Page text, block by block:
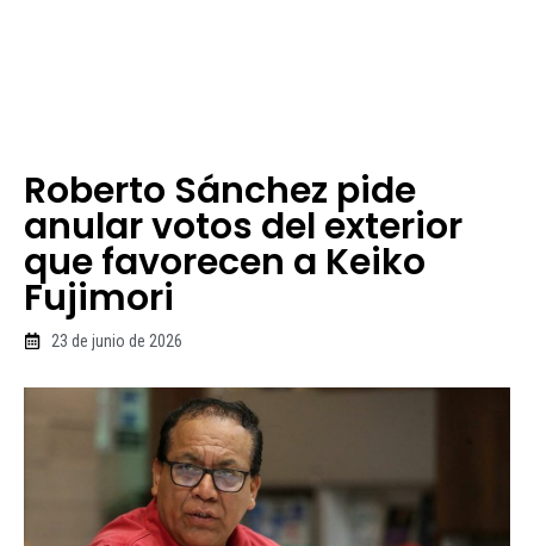
Roberto Sánchez pide
anular votos del exterior
que favorecen a Keiko
Fujimori
23 de junio de 2026